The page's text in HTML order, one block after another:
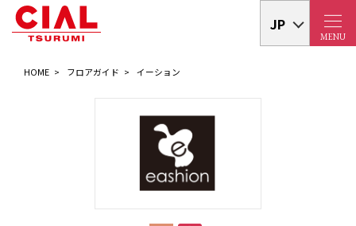
MENU
JP
HOME フロアガイド イーション